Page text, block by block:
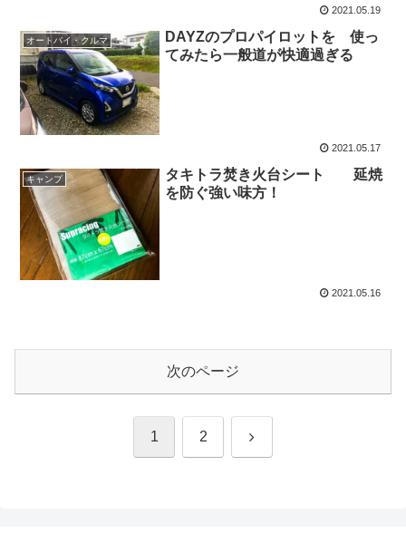
2021.05.19
オートバイ・クルマ
DAYZのプロパイロットを 使っ
てみたら一般道が快適過ぎる
2021.05.17
キャンプ
タキトラ焚き火台シート 延焼
を防ぐ強い味方！
2021.05.16
次のページ
1 2 次